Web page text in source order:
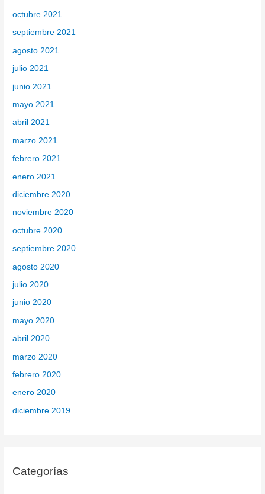
octubre 2021
septiembre 2021
agosto 2021
julio 2021
junio 2021
mayo 2021
abril 2021
marzo 2021
febrero 2021
enero 2021
diciembre 2020
noviembre 2020
octubre 2020
septiembre 2020
agosto 2020
julio 2020
junio 2020
mayo 2020
abril 2020
marzo 2020
febrero 2020
enero 2020
diciembre 2019
Categorías